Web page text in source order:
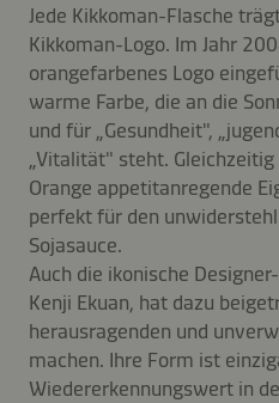
Jede Kikkoman-Flasche
Kikkoman-Logo. Im Jahr
orangefarbenes Logo
warme Farbe, die an die
und für „Gesundheit",
„Vitalität" steht.
Orange appetitanregende
perfekt für den
Sojasauce.
Auch die ikonische
Kenji Ekuan, hat dazu
herausragenden und
machen. Ihre Form ist
Wiedererkennungswert in